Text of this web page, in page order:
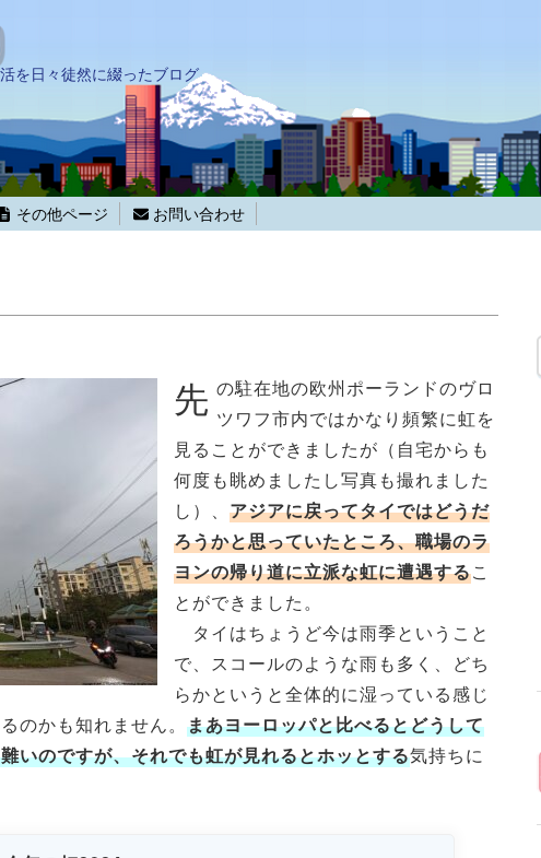
を日々徒然に綴ったブログ
その他ページ お問い合わせ
先 の駐在地の欧州ポーランドのヴロ
ツワフ市内ではかなり頻繁に虹を
見ることができましたが（自宅からも
何度も眺めましたし写真も撮れました
し）、 アジアに戻ってタイではどうだ
ろうかと思っていたところ、職場のラ
ヨンの帰り道に立派な虹に遭遇するこ
とができました。
タイはちょうど今は雨季ということ
で、スコールのような雨も多く、どち
らかというと全体的に湿っている感じ
のかも知れません。 まあヨーロッパと比べるとどうして
いのですが、それでも虹が見れるとホッとする気持ちに